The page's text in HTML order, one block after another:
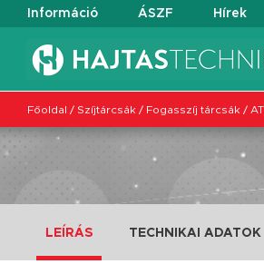
Információ ÁSZF Hírek
Főoldal / Szíjtárcsák / Fogasszíj tárcsák /
LEÍRÁS TECHNIKAI ADATOK